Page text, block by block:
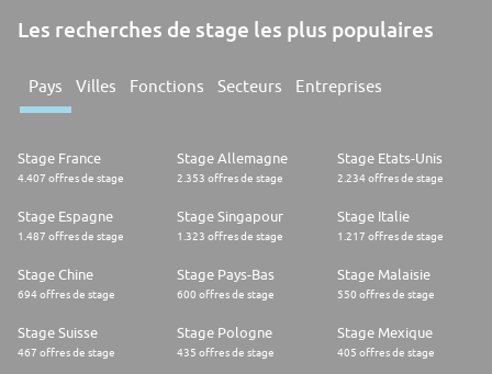
Les recherches de stage les plus populaires
Pays Villes Fonctions Secteurs Entreprises
Stage France
4.407 offres de stage
Stage Allemagne
2.353 offres de stage
Stage Etats-Unis
2.234 offres de stage
Stage Espagne
1.487 offres de stage
Stage Singapour
1.323 offres de stage
Stage Italie
1.217 offres de stage
Stage Chine
694 offres de stage
Stage Pays-Bas
600 offres de stage
Stage Malaisie
550 offres de stage
Stage Suisse
467 offres de stage
Stage Pologne
435 offres de stage
Stage Mexique
405 offres de stage